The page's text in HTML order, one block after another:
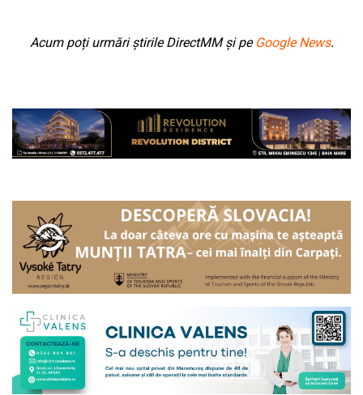
Acum poți urmări știrile DirectMM și pe Google News.